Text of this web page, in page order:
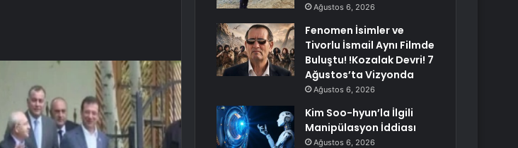
Ağustos 6, 2026
Fenomen İsimler ve
Tivorlu İsmail Aynı Filmde
Buluştu! !Kozalak Devri! 7
Ağustos’ta Vizyonda
Ağustos 6, 2026
Kim Soo-hyun’la İlgili
Manipülasyon İddiası
Ağustos 6, 2026